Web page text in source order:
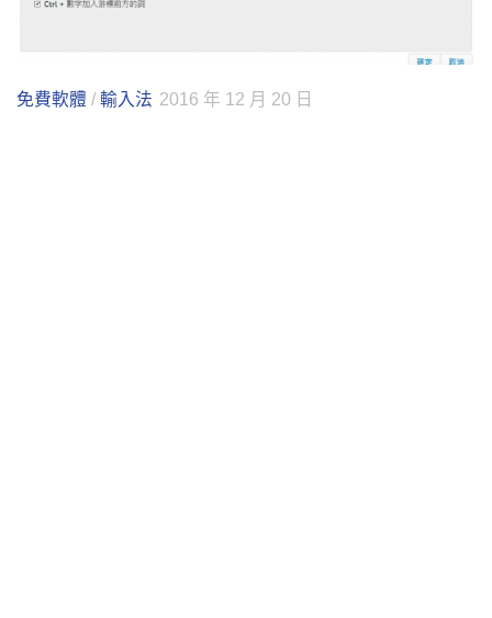
免費軟體 / 輸入法 2016 年 12 月 20 日